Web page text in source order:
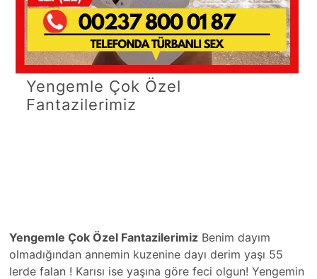
Yengemle Çok Özel
Fantazilerimiz
Yengemle Çok Özel Fantazilerimiz Benim dayım
olmadığından annemin kuzenine dayı derim yaşı 55
lerde falan ! Karısı ise yaşına göre feci olgun! Yengemin